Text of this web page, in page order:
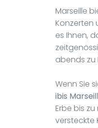
Marseille
Konzerten
es Ihnen,
abends zu
Wenn Sie
ibis
Erbe bis
versteckte